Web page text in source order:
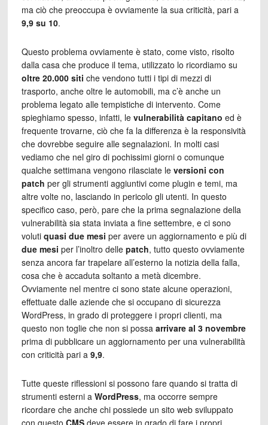
ma ciò che preoccupa è ovviamente la sua criticità, pari a
9,9 su 10.
Questo problema ovviamente è stato, come visto, risolto
dalla casa che produce il tema, utilizzato lo ricordiamo su
oltre 20.000 siti che vendono tutti i tipi di mezzi di
trasporto, anche oltre le automobili, ma c’è anche un
problema legato alle tempistiche di intervento. Come
spieghiamo spesso, infatti, le vulnerabilità capitano ed è
frequente trovarne, ciò che fa la differenza è la responsività
che dovrebbe seguire alle segnalazioni. In molti casi
vediamo che nel giro di pochissimi giorni o comunque
qualche settimana vengono rilasciate le versioni con
patch per gli strumenti aggiuntivi come plugin e temi, ma
altre volte no, lasciando in pericolo gli utenti. In questo
specifico caso, però, pare che la prima segnalazione della
vulnerabilità sia stata inviata a fine settembre, e ci sono
voluti quasi due mesi per avere un aggiornamento e più di
due mesi per l’inoltro delle patch, tutto questo ovviamente
senza ancora far trapelare all’esterno la notizia della falla,
cosa che è accaduta soltanto a metà dicembre.
Ovviamente nel mentre ci sono state alcune operazioni,
effettuate dalle aziende che si occupano di sicurezza
WordPress, in grado di proteggere i propri clienti, ma
questo non toglie che non si possa arrivare al 3 novembre
prima di pubblicare un aggiornamento per una vulnerabilità
con criticità pari a 9,9.
Tutte queste riflessioni si possono fare quando si tratta di
strumenti esterni a WordPress, ma occorre sempre
ricordare che anche chi possiede un sito web sviluppato